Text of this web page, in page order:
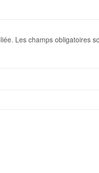
Les champs obligatoires